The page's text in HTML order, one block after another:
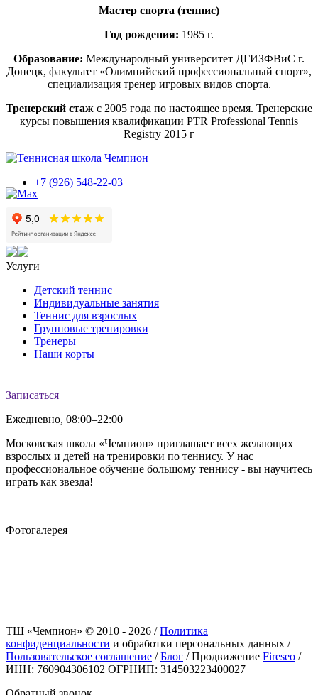
Мастер спорта (теннис)
Год рождения: 1985 г.
Образование: Международный университет ДГИЗФВиС г.
Донецк, факультет «Олимпийский профессиональный спорт»,
специализация тренер игровых видов спорта.
Тренерский стаж с 2005 года по настоящее время. Тренерские
курсы повышения квалификации PTR Professional Tennis
Registry 2015 г
+7 (926) 548-22-03
Услуги
Детский теннис
Индивидуальные занятия
Теннис для взрослых
Групповые тренировки
Тренеры
Наши корты
Записаться
Ежедневно, 08:00–22:00
Московская школа «Чемпион» приглашает всех желающих
взрослых и детей на тренировки по теннису. У нас
профессиональное обучение большому теннису - вы научитесь
играть как звезда!
Фотогалерея
ТШ «Чемпион» © 2010 - 2026 /Политика
конфиденциальности и обработки персональных данных /
Пользовательское соглашение /Блог /Продвижение Fireseo /
ИНН: 760904306102 ОГРНИП: 314503223400027